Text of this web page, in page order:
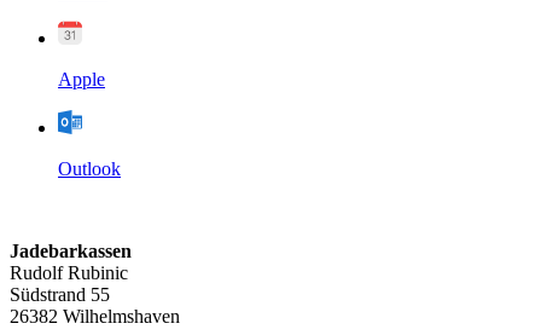
Apple
Outlook
Jadebarkassen
Rudolf Rubinic
Südstrand 55
26382 Wilhelmshaven